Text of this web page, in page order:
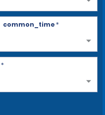
common_time*
*